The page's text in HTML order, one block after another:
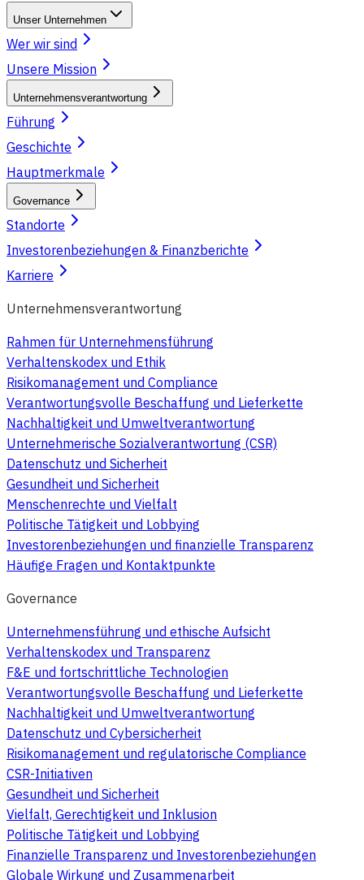
Unser Unternehmen
Wer wir sind
Unsere Mission
Unternehmensverantwortung
Führung
Geschichte
Hauptmerkmale
Governance
Standorte
Investorenbeziehungen & Finanzberichte
Karriere
Unternehmensverantwortung
Rahmen für Unternehmensführung
Verhaltenskodex und Ethik
Risikomanagement und Compliance
Verantwortungsvolle Beschaffung und Lieferkette
Nachhaltigkeit und Umweltverantwortung
Unternehmerische Sozialverantwortung (CSR)
Datenschutz und Sicherheit
Gesundheit und Sicherheit
Menschenrechte und Vielfalt
Politische Tätigkeit und Lobbying
Investorenbeziehungen und finanzielle Transparenz
Häufige Fragen und Kontaktpunkte
Governance
Unternehmensführung und ethische Aufsicht
Verhaltenskodex und Transparenz
F&E und fortschrittliche Technologien
Verantwortungsvolle Beschaffung und Lieferkette
Nachhaltigkeit und Umweltverantwortung
Datenschutz und Cybersicherheit
Risikomanagement und regulatorische Compliance
CSR-Initiativen
Gesundheit und Sicherheit
Vielfalt, Gerechtigkeit und Inklusion
Politische Tätigkeit und Lobbying
Finanzielle Transparenz und Investorenbeziehungen
Globale Wirkung und Zusammenarbeit